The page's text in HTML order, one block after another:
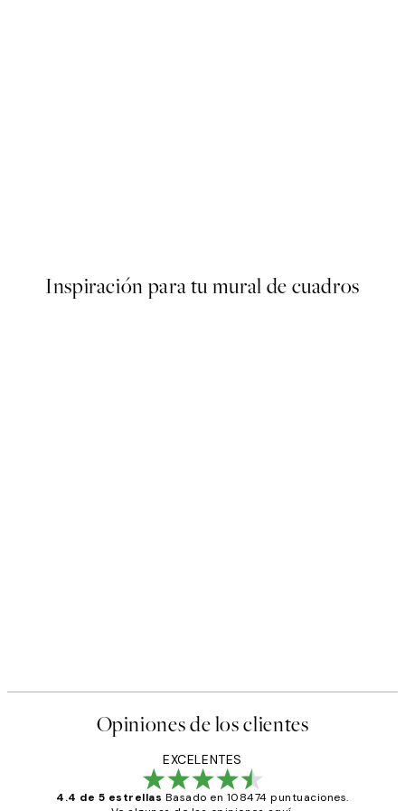
Inspiración para tu mural de cuadros
Opiniones de los clientes
EXCELENTES
4.4 de 5 estrellas Basado en 108474 puntuaciones.